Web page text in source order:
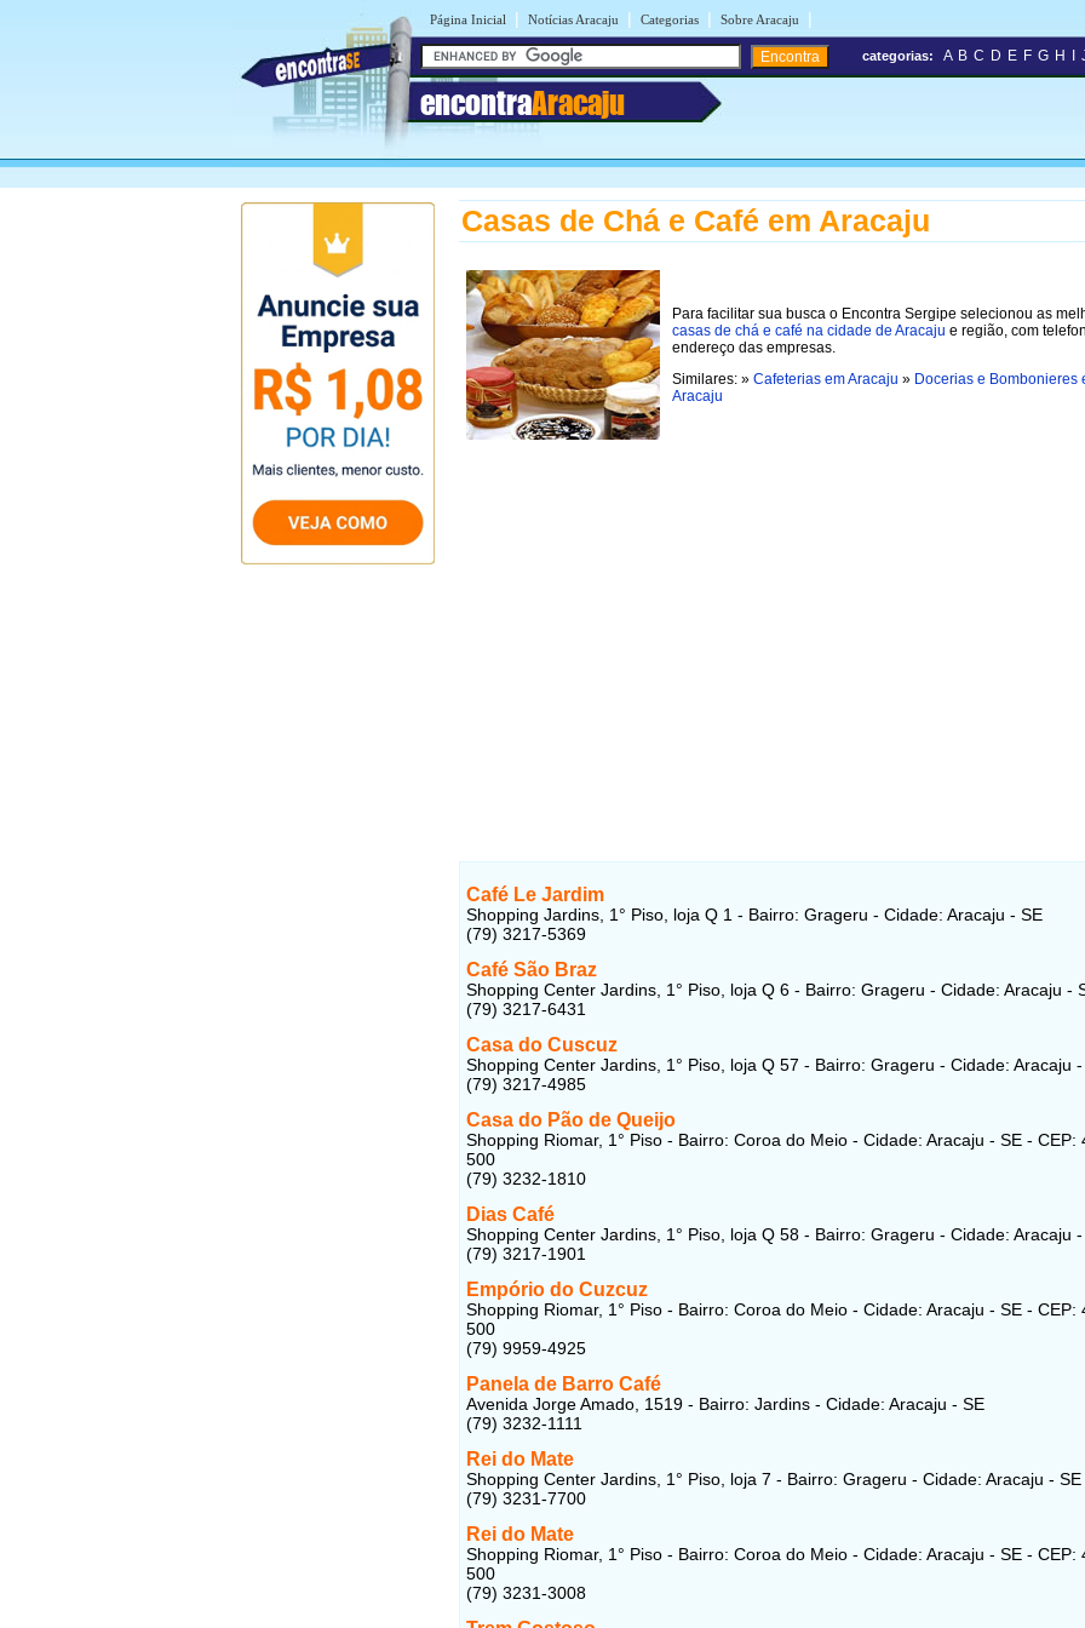
Página Inicial | Notícias Aracaju | Categorias | Sobre Aracaju |
encontraAracaju
categorias: A B C D E F G H
Casas de Chá e Café em Aracaju
Para facilitar sua busca o Encontra Sergipe selecionou as
casas de chá e café na cidade de Aracaju e região, com
endereço das empresas.
Similares: » Cafeterias em Aracaju » Docerias e Bombonieres
Aracaju
Café Le Jardim
Shopping Jardins, 1° Piso, loja Q 1 - Bairro: Grageru - Cidade: Aracaju - SE
(79) 3217-5369
Café São Braz
Shopping Center Jardins, 1° Piso, loja Q 6 - Bairro: Grageru - Cidade: Aracaju -
(79) 3217-6431
Casa do Cuscuz
Shopping Center Jardins, 1° Piso, loja Q 57 - Bairro: Grageru - Cidade: Aracaju -
(79) 3217-4985
Casa do Pão de Queijo
Shopping Riomar, 1° Piso - Bairro: Coroa do Meio - Cidade: Aracaju - SE - CEP:
500
(79) 3232-1810
Dias Café
Shopping Center Jardins, 1° Piso, loja Q 58 - Bairro: Grageru - Cidade: Aracaju -
(79) 3217-1901
Empório do Cuzcuz
Shopping Riomar, 1° Piso - Bairro: Coroa do Meio - Cidade: Aracaju - SE - CEP:
500
(79) 9959-4925
Panela de Barro Café
Avenida Jorge Amado, 1519 - Bairro: Jardins - Cidade: Aracaju - SE
(79) 3232-1111
Rei do Mate
Shopping Center Jardins, 1° Piso, loja 7 - Bairro: Grageru - Cidade: Aracaju - SE
(79) 3231-7700
Rei do Mate
Shopping Riomar, 1° Piso - Bairro: Coroa do Meio - Cidade: Aracaju - SE - CEP:
500
(79) 3231-3008